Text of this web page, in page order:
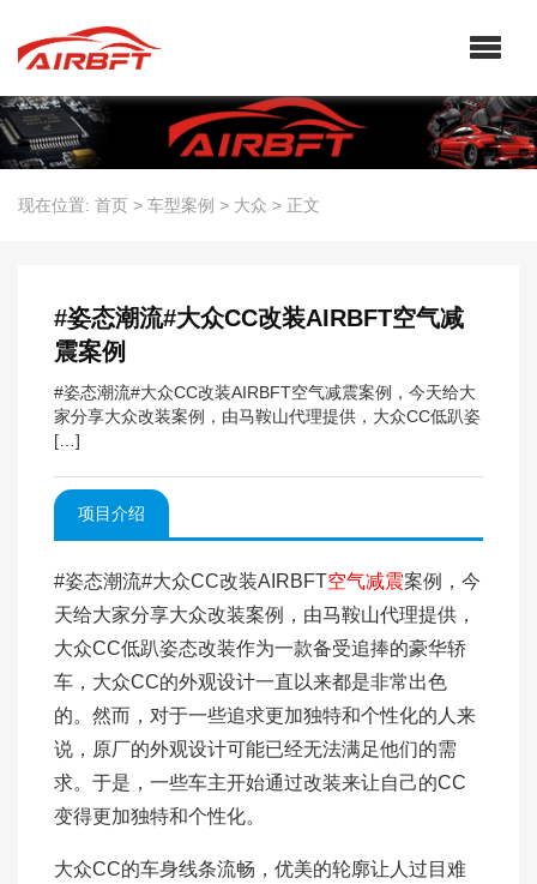
现在位置: 首页 > 车型案例 > 大众 > 正文
#姿态潮流#大众CC改装AIRBFT空气减
震案例
#姿态潮流#大众CC改装AIRBFT空气减震案例，今天给大
家分享大众改装案例，由马鞍山代理提供，大众CC低趴姿
[…]
项目介绍
#姿态潮流#大众CC改装AIRBFT空气减震案例，今
天给大家分享大众改装案例，由马鞍山代理提供，
大众CC低趴姿态改装作为一款备受追捧的豪华轿
车，大众CC的外观设计一直以来都是非常出色
的。然而，对于一些追求更加独特和个性化的人来
说，原厂的外观设计可能已经无法满足他们的需
求。于是，一些车主开始通过改装来让自己的CC
变得更加独特和个性化。
大众CC的车身线条流畅，优美的轮廓让人过目难